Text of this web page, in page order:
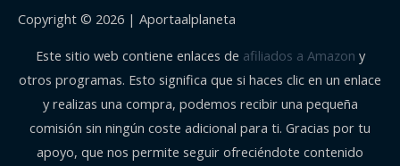
Copyright © 2026 | Aportaalplaneta
Este sitio web contiene enlaces de afiliados a Amazon y
otros programas. Esto significa que si haces clic en un enlace
y realizas una compra, podemos recibir una pequeña
comisión sin ningún coste adicional para ti. Gracias por tu
apoyo, que nos permite seguir ofreciéndote contenido